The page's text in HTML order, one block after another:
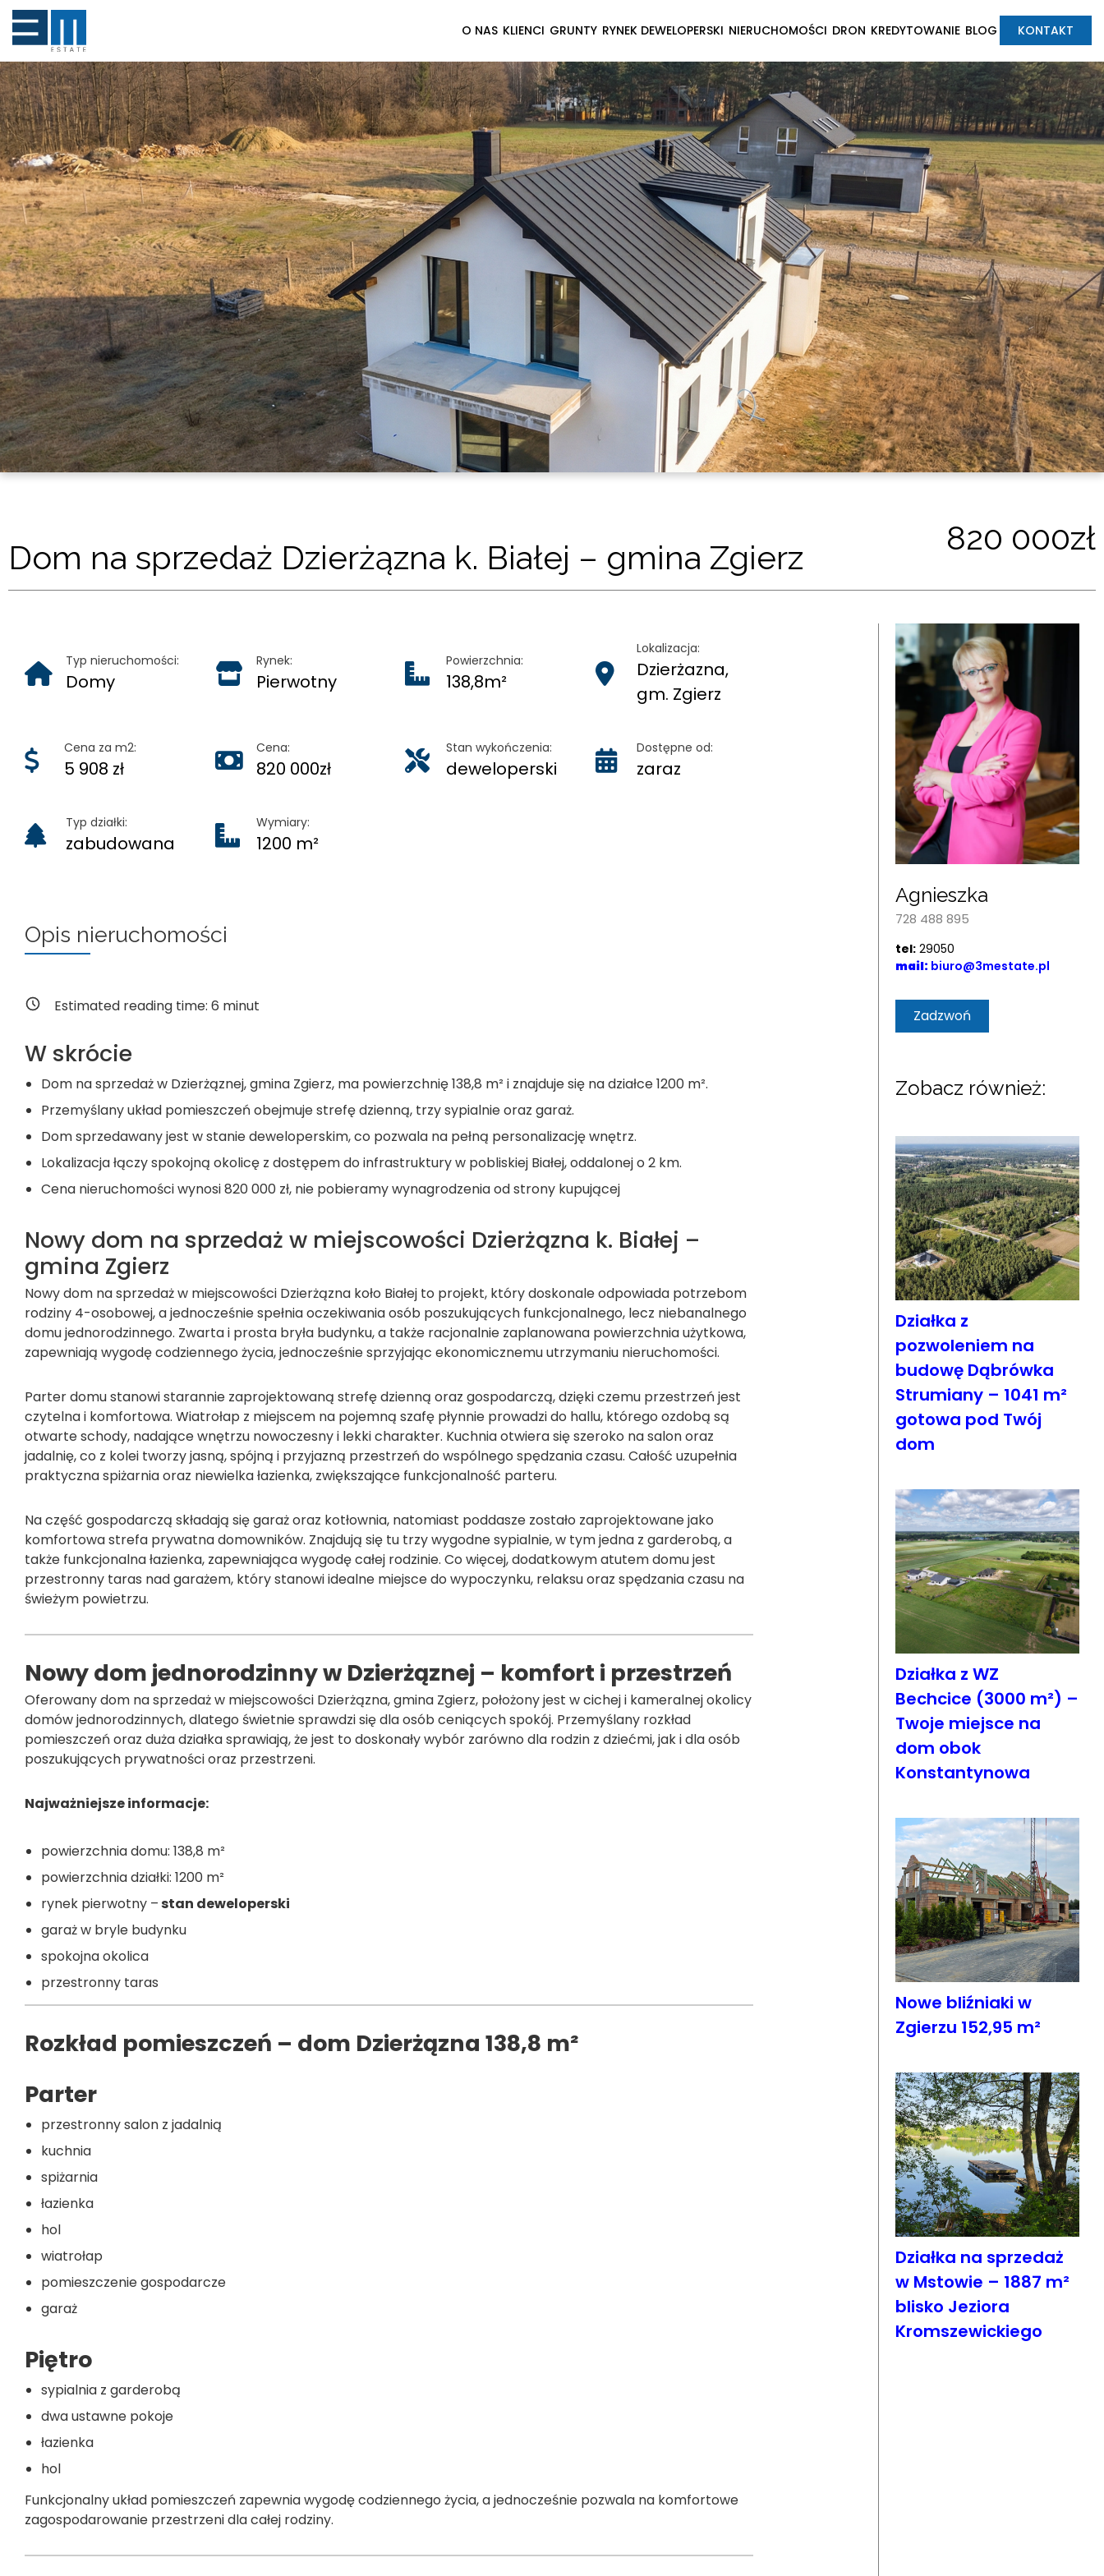
O NAS KLIENCI GRUNTY RYNEK DEWELOPERSKI NIERUCHOMOŚCI DRON KREDYTOWANIE BLOG KONTAKT
Dom na sprzedaż Dzierżązna k. Białej – gmina Zgierz
820 000zł
Typ nieruchomości:
Domy
Rynek:
Pierwotny
Powierzchnia:
138,8m²
Lokalizacja:
Dzierżazna,
gm. Zgierz
Cena za m2:
5 908 zł
Cena:
820 000zł
Stan wykończenia:
deweloperski
Dostępne od:
zaraz
Typ działki:
zabudowana
Wymiary:
1200 m²
Opis nieruchomości
Estimated reading time: 6 minut
W skrócie
Dom na sprzedaż w Dzierżąznej, gmina Zgierz, ma powierzchnię 138,8 m² i znajduje się na działce 1200 m².
Przemyślany układ pomieszczeń obejmuje strefę dzienną, trzy sypialnie oraz garaż.
Dom sprzedawany jest w stanie deweloperskim, co pozwala na pełną personalizację wnętrz.
Lokalizacja łączy spokojną okolicę z dostępem do infrastruktury w pobliskiej Białej, oddalonej o 2 km.
Cena nieruchomości wynosi 820 000 zł, nie pobieramy wynagrodzenia od strony kupującej
Nowy dom na sprzedaż w miejscowości Dzierżązna k. Białej –
gmina Zgierz
Nowy dom na sprzedaż w miejscowości Dzierżązna koło Białej to projekt, który doskonale odpowiada potrzebom
rodziny 4-osobowej, a jednocześnie spełnia oczekiwania osób poszukujących funkcjonalnego, lecz niebanalnego
domu jednorodzinnego. Zwarta i prosta bryła budynku, a także racjonalnie zaplanowana powierzchnia użytkowa,
zapewniają wygodę codziennego życia, jednocześnie sprzyjając ekonomicznemu utrzymaniu nieruchomości.
Parter domu stanowi starannie zaprojektowaną strefę dzienną oraz gospodarczą, dzięki czemu przestrzeń jest
czytelna i komfortowa. Wiatrołap z miejscem na pojemną szafę płynnie prowadzi do hallu, którego ozdobą są
otwarte schody, nadające wnętrzu nowoczesny i lekki charakter. Kuchnia otwiera się szeroko na salon oraz
jadalnię, co z kolei tworzy jasną, spójną i przyjazną przestrzeń do wspólnego spędzania czasu. Całość uzupełnia
praktyczna spiżarnia oraz niewielka łazienka, zwiększające funkcjonalność parteru.
Na część gospodarczą składają się garaż oraz kotłownia, natomiast poddasze zostało zaprojektowane jako
komfortowa strefa prywatna domowników. Znajdują się tu trzy wygodne sypialnie, w tym jedna z garderobą, a
także funkcjonalna łazienka, zapewniająca wygodę całej rodzinie. Co więcej, dodatkowym atutem domu jest
przestronny taras nad garażem, który stanowi idealne miejsce do wypoczynku, relaksu oraz spędzania czasu na
świeżym powietrzu.
Nowy dom jednorodzinny w Dzierżąznej – komfort i przestrzeń
Oferowany dom na sprzedaż w miejscowości Dzierżązna, gmina Zgierz, położony jest w cichej i kameralnej okolicy
domów jednorodzinnych, dlatego świetnie sprawdzi się dla osób ceniących spokój. Przemyślany rozkład
pomieszczeń oraz duża działka sprawiają, że jest to doskonały wybór zarówno dla rodzin z dziećmi, jak i dla osób
poszukujących prywatności oraz przestrzeni.
Najważniejsze informacje:
powierzchnia domu: 138,8 m²
powierzchnia działki: 1200 m²
rynek pierwotny – stan deweloperski
garaż w bryle budynku
spokojna okolica
przestronny taras
Rozkład pomieszczeń – dom Dzierżązna 138,8 m²
Parter
przestronny salon z jadalnią
kuchnia
spiżarnia
łazienka
hol
wiatrołap
pomieszczenie gospodarcze
garaż
Piętro
sypialnia z garderobą
dwa ustawne pokoje
łazienka
hol
Funkcjonalny układ pomieszczeń zapewnia wygodę codziennego życia, a jednocześnie pozwala na komfortowe
zagospodarowanie przestrzeni dla całej rodziny.
Agnieszka
728 488 895
tel: 29050
mail: biuro@3mestate.pl
Zadzwoń
Zobacz również:
Działka z
pozwoleniem na
budowę Dąbrówka
Strumiany – 1041 m²
gotowa pod Twój
dom
Działka z WZ
Bechcice (3000 m²) –
Twoje miejsce na
dom obok
Konstantynowa
Nowe bliźniaki w
Zgierzu 152,95 m²
Działka na sprzedaż
w Mstowie – 1887 m²
blisko Jeziora
Kromszewickiego